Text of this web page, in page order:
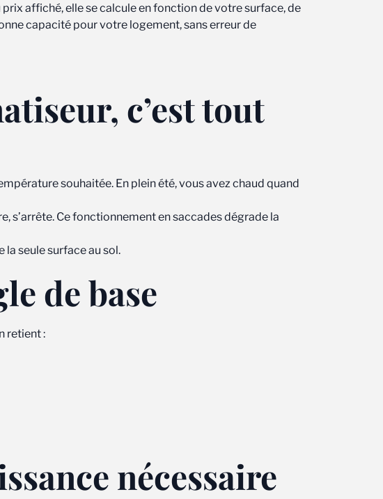
prix affiché, elle se calcule en fonction de votre surface, de
capacité pour votre logement, sans erreur de
c’est tout
souhaitée. En plein été, vous avez chaud quand
s’arrête. Ce fonctionnement en saccades dégrade la
la seule surface au sol.
de base
retient :
nécessaire